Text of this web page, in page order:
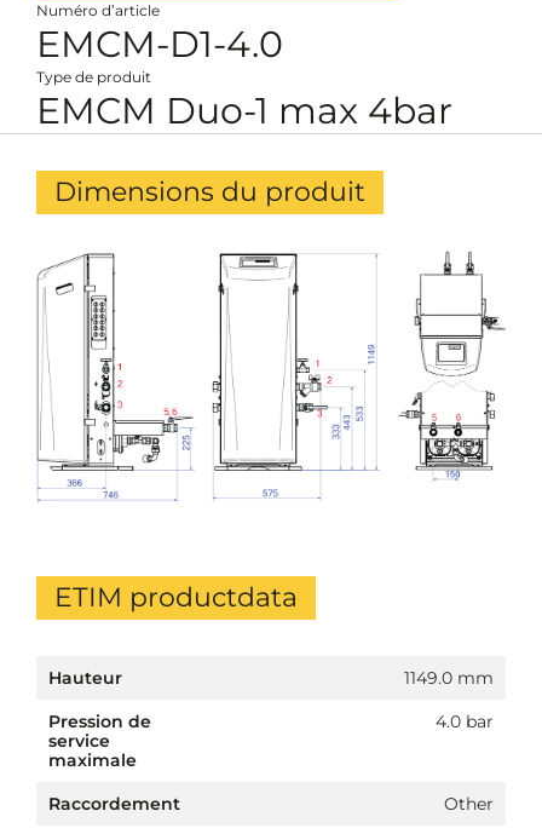
Numéro d’article
EMCM-D1-4.0
Type de produit
EMCM Duo-1 max 4bar
Dimensions du produit
ETIM productdata
Hauteur
1149.0 mm
Pression de
service
maximale
4.0 bar
Raccordement
Other